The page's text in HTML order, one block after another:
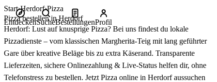
Start Herdorf Pizza
Pizza bestellen in Herdorf
Herdorf: Lust auf knusprige Pizza? Bei uns findest du lokale
Pizzadienste – vom klassischen Margherita‑Teig mit lang geführter
Gare über kreative Beläge bis zu extra Käserand. Transparente
Lieferzeiten, sichere Onlinezahlung & Live‑Status helfen dir, ohne
Telefonstress zu bestellen. Jetzt Pizza online in Herdorf aussuchen
EntdeckenSucheBestellungenProfil